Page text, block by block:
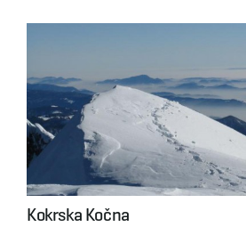
Kokrska Kočna